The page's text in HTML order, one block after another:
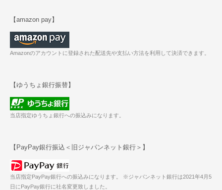
【amazon pay】
Amazonのアカウントに登録された配送先や支払い方法を利用して決済できます。
【ゆうちょ銀行振替】
当店指定ゆうちょ銀行への振込みになります。
【PayPay銀行振込＜旧ジャパンネット銀行＞】
当店指定PayPay銀行への振込みになります。 ※ジャパンネット銀行は2021年4月5
日にPayPay銀行に社名変更致しました。